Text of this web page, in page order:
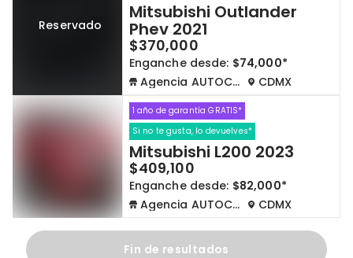
Con garantía Negociar precio
Borrar todo Ver autos
Reservado
Mitsubishi Outlander
Phev 2021
$370,000
Enganche desde: $74,000*
Agencia AUTOCOM
CDMX
1 año de garantía GRATIS*
Si no te gusta, lo devuelves*
Mitsubishi L200 2023
$409,100
Enganche desde: $82,000*
Agencia AUTOCOM
CDMX
Fin de resultados